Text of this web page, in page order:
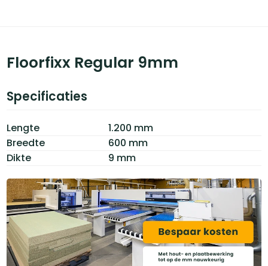
Floorfixx Regular 9mm
Specificaties
Lengte
1.200 mm
Breedte
600 mm
Dikte
9 mm